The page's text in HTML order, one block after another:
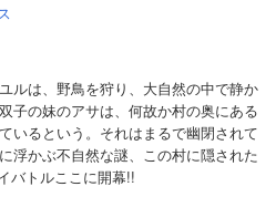
ルは、野鳥を狩り、大自然の中で静か
子の妹のアサは、何故か村の奥にある
いるという。それはまるで幽閉されて
浮かぶ不自然な謎、この村に隠された
バトルここに開幕!!